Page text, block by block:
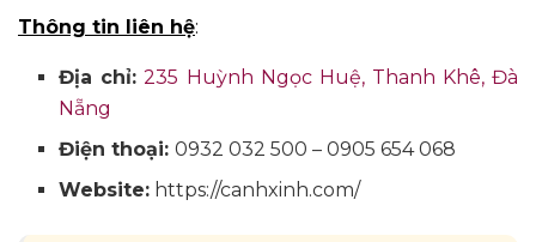
Thông tin liên hệ:
Địa chỉ: 235 Huỳnh Ngọc Huệ, Thanh Khê, Đà
Nẵng
Điện thoại:0932 032 500 – 0905 654 068
Website: https://canhxinh.com/